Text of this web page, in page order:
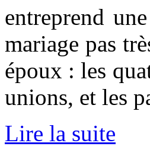
entreprend
mariage pas
époux : les
unions, et les
Lire la suite